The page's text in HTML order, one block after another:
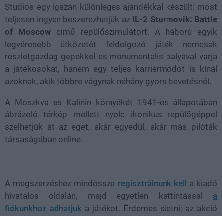
Studios egy igazán különleges ajándékkal készült: most
teljesen ingyen beszerezhetjük az IL-2 Sturmovik: Battle
of Moscow című repülőszimulátort. A háború egyik
legvéresebb ütközetét feldolgozó játék nemcsak
részletgazdag gépekkel és monumentális pályával várja
a játékosokat, hanem egy teljes karriermódot is kínál
azoknak, akik többre vágynak néhány gyors bevetésnél.
A Moszkva és Kalinin környékét 1941-es állapotában
ábrázoló térkép mellett nyolc ikonikus repülőgéppel
szelhetjük át az eget, akár egyedül, akár más pilóták
társaságában online.
A megszerzéshez mindössze regisztrálnunk kell
a kiadó
hivatalos oldalán, majd egyetlen kattintással a
fiókunkhoz adhatjuk a játékot. Érdemes sietni: az akció